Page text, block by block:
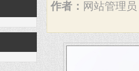
作者： 网站管理